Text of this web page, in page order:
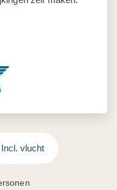
Incl. vlucht
November 2026